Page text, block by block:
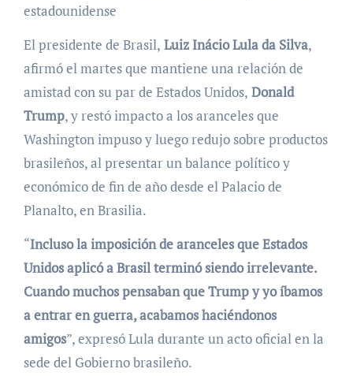
estadounidense
El presidente de Brasil, Luiz Inácio Lula da Silva,
afirmó el martes que mantiene una relación de
amistad con su par de Estados Unidos, Donald
Trump, y restó impacto a los aranceles que
Washington impuso y luego redujo sobre productos
brasileños, al presentar un balance político y
económico de fin de año desde el Palacio de
Planalto, en Brasilia.
“Incluso la imposición de aranceles que Estados
Unidos aplicó a Brasil terminó siendo irrelevante.
Cuando muchos pensaban que Trump y yo íbamos
a entrar en guerra, acabamos haciéndonos
amigos”, expresó Lula durante un acto oficial en la
sede del Gobierno brasileño.